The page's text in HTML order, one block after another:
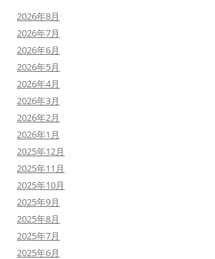
2026年8月
2026年7月
2026年6月
2026年5月
2026年4月
2026年3月
2026年2月
2026年1月
2025年12月
2025年11月
2025年10月
2025年9月
2025年8月
2025年7月
2025年6月